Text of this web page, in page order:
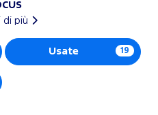
di più
Usate 19